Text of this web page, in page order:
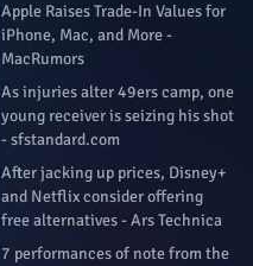
Apple Raises Trade-In Values for
iPhone, Mac, and More -
MacRumors
As injuries alter 49ers camp, one
young receiver is seizing his shot
- sfstandard.com
After jacking up prices, Disney+
and Netflix consider offering
free alternatives - Ars Technica
7 performances of note from the